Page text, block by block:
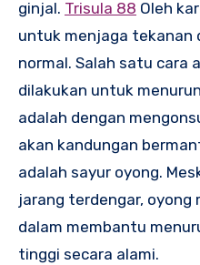
ginjal. Trisula 88 Oleh
untuk menjaga tekanan
normal. Salah satu cara
dilakukan untuk
adalah dengan
akan kandungan
adalah sayur oyong.
jarang terdengar, oyong
dalam membantu
tinggi secara alami.